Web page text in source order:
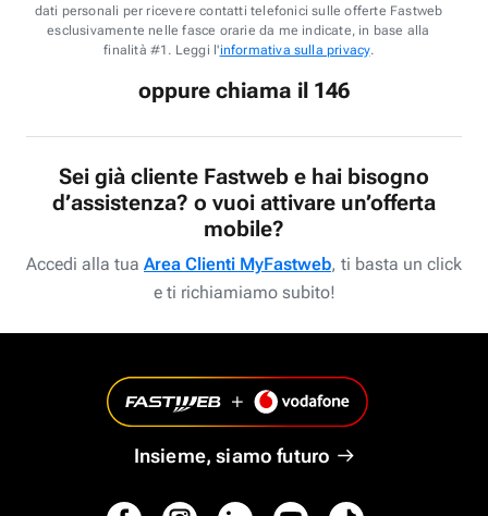
dati personali per ricevere contatti telefonici sulle offerte Fastweb
esclusivamente nelle fasce orarie da me indicate, in base alla
finalità #1. Leggi l'informativa sulla privacy.
oppure chiama il 146
Sei già cliente Fastweb e hai bisogno
d’assistenza? o vuoi attivare un’offerta
mobile?
Accedi alla tua Area Clienti MyFastweb, ti basta un click
e ti richiamiamo subito!
Insieme, siamo futuro